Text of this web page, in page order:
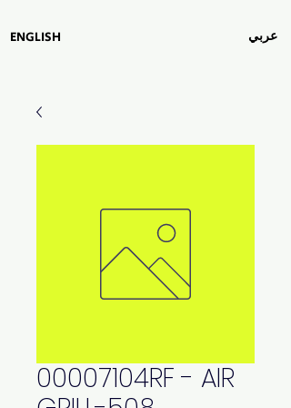
عربي ENGLISH
00007104RF - AIR